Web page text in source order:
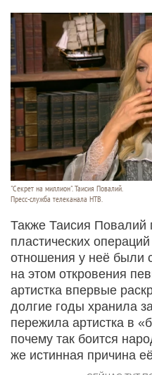
"Секрет на миллион". Таисия Повалий.
Пресс-служба телеканала НТВ.
Также Таисия Повалий
пластических
отношения у неё были
на этом откровения
артистка впервые
долгие годы хранила
пережила артистка в
почему так боится
же истинная причина